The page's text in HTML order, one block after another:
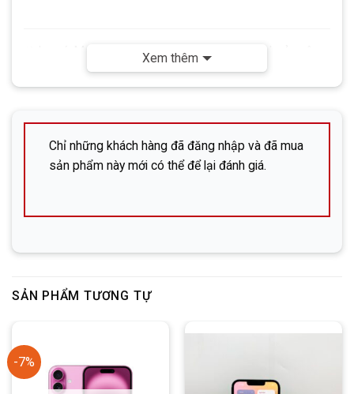
Mọi giao dịch đều thực hiện qua tài khoản công
Khôngsử dụng tài khoản cá nhân. Quý khách vui
lòng lưu ý để đảm bảo an toàn khi giao dịch.
株式会社DHP (Công ty cổ phần DHP)
Địa chỉ: 広島市中区立町6-13-203 (Hiroshima-shi,
SĐT:082-576-4715 (Mr. Đông)
Line:DHP Mobile
Xem thêm
Chỉ những khách hàng đã đăng nhập và đã mua
sản phẩm này mới có thể để lại đánh giá.
SẢN PHẨM TƯƠNG TỰ
-7%